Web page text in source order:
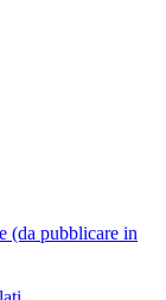
(da pubblicare in